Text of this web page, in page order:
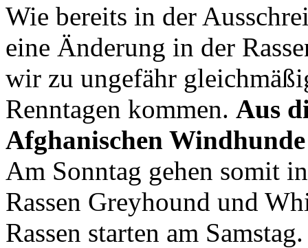
Wie bereits in der
eine Änderung in der
wir zu ungefähr
Renntagen kommen. Aus
Afghanischen
Am Sonntag gehen somit
Rassen Greyhound und
Rassen starten am Samstag.